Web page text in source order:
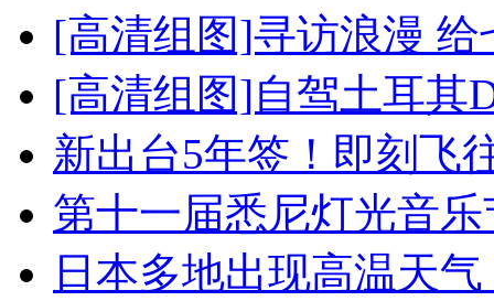
[高清组图]寻访浪漫
[高清组图]自驾土耳其
新出台5年签！即刻飞
第十一届悉尼灯光音
日本多地出现高温天